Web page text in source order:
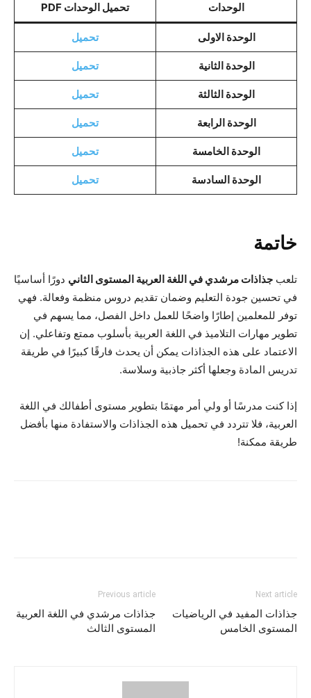
الوحدات تحميل الوحدات PDF
الوحدة الاولى تحميل
الوحدة الثانية تحميل
الوحدة الثالثة تحميل
الوحدة الرابعة تحميل
الوحدة الخامسة تحميل
الوحدة السادسة تحميل
خاتمة
تلعب جذاذات مرشدي في اللغة العربية المستوى الثاني دورًا أساسيًا
في تحسين جودة التعليم وضمان تقديم دروس منظمة وفعالة. فهي
توفر للمعلمين إطارًا واضحًا للعمل داخل الفصل، مما يسهم في
تطوير مهارات التلاميذ في اللغة العربية بأسلوب ممتع وتفاعلي. إن
الاعتماد على هذه الجذاذات يمكن أن يحدث فارقًا كبيرًا في طريقة
تدريس المادة وجعلها أكثر جاذبية وسلاسة.
إذا كنت مدرسًا أو ولي أمر مهتمًا بتطوير مستوى أطفالك في اللغة
العربية، فلا تتردد في تحميل هذه الجذاذات والاستفادة منها بأفضل
طريقة ممكنة!
Previous article
جذاذات مرشدي في اللغة العربية
المستوى الثالث
Next article
جذاذات المفيد في الرياضيات
المستوى الخامس